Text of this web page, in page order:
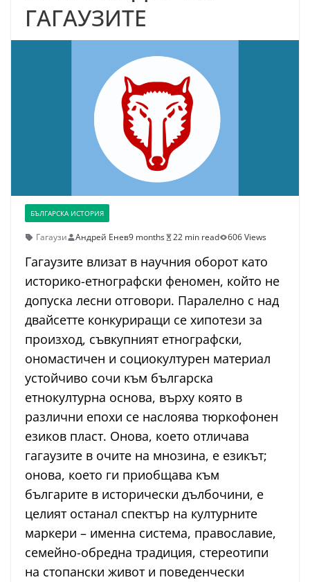
ГАГАУЗИТЕ
БЪЛГАРСКА ИСТОРИЯ
Гагаузи Андрей Енев9 months 22 min read 606 Views
Гагаузите влизат в научния оборот като
историко-етнографски феномен, който не
допуска лесни отговори. Паралелно с над
двайсетте конкуриращи се хипотези за
произход, съвкупният етнографски,
ономастичен и социокултурен материал
устойчиво сочи към българска
етнокултурна основа, върху която в
различни епохи се наслоява тюркофонен
езиков пласт. Онова, което отличава
гагаузите в очите на мнозина, е езикът;
онова, което ги приобщава към
българите в исторически дълбочини, е
целият останал спектър на културните
маркери – именна система, православие,
семейно-обредна традиция, стереотипи
на стопански живот и поведенчески